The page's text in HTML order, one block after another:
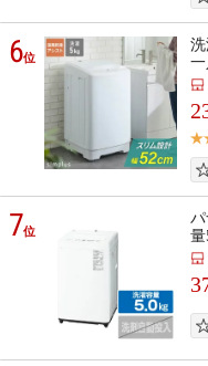
6位
一
7位
量